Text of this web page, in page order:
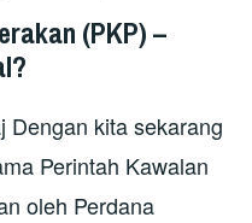
(PKP) –
Dengan kita sekarang
Perintah Kawalan
oleh Perdana